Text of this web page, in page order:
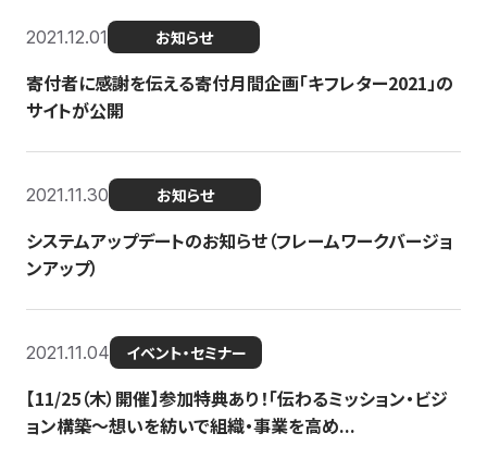
2021.12.01 お知らせ
寄付者に感謝を伝える寄付月間企画「キフレター2021」の
サイトが公開
2021.11.30 お知らせ
システムアップデートのお知らせ（フレームワークバージョ
ンアップ）
2021.11.04 イベント・セミナー
【11/25（木）開催】参加特典あり！「伝わるミッション・ビジ
ョン構築〜想いを紡いで組織・事業を高め...